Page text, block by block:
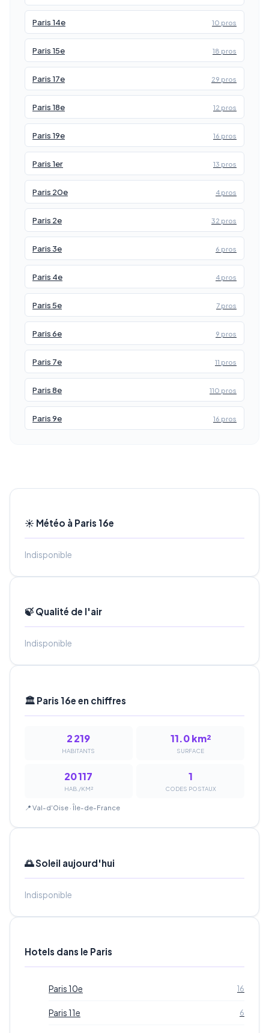
Paris 14e 10 pros
Paris 15e 18 pros
Paris 17e 29 pros
Paris 18e 12 pros
Paris 19e 16 pros
Paris 1er 13 pros
Paris 20e 4 pros
Paris 2e 32 pros
Paris 3e 6 pros
Paris 4e 4 pros
Paris 5e 7 pros
Paris 6e 9 pros
Paris 7e 11 pros
Paris 8e 110 pros
Paris 9e 16 pros
☀️ Météo à Paris 16e
Indisponible
🍃 Qualité de l'air
Indisponible
🏛️ Paris 16e en chiffres
2 219
HABITANTS
11.0 km²
SURFACE
20 117
HAB./KM²
1
CODES POSTAUX
📍 Val-d'Oise · Île-de-France
🌅 Soleil aujourd'hui
Indisponible
Hotels dans le Paris
Paris 10e 16
Paris 11e 6